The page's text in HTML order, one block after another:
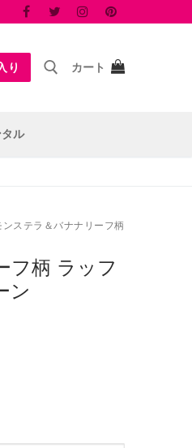
り カート
ル
ンステラ＆バナナリーフ柄
フ柄 ラッフ
ン